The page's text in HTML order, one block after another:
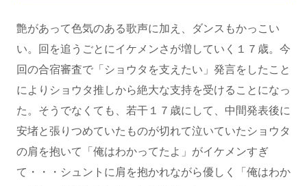
艶があって色気のある歌声に加え、ダンスもかっこい
い。回を追うごとにイケメンさが増していく１７歳。今
回の合宿審査で「ショウタを支えたい」発言をしたこと
によりショウタ推しから絶大な支持を受けることになっ
た。そうでなくても、若干１７歳にして、中間発表後に
安堵と張りつめていたものが切れて泣いていたショウタ
の肩を抱いて「俺はわかってたよ」がイケメンすぎ
て・・・シュントに肩を抱かれながら優しく「俺はわか